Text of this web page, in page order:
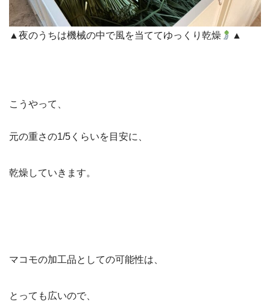
▲夜のうちは機械の中で風を当ててゆっくり乾燥 ▲
こうやって、
元の重さの1/5くらいを目安に、
乾燥していきます。
マコモの加工品としての可能性は、
とっても広いので、